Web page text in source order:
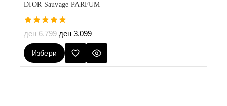
DIOR Sauvage PARFUM
5.00
out of 5
ден6.799 ден 3.099
Избери
Опции